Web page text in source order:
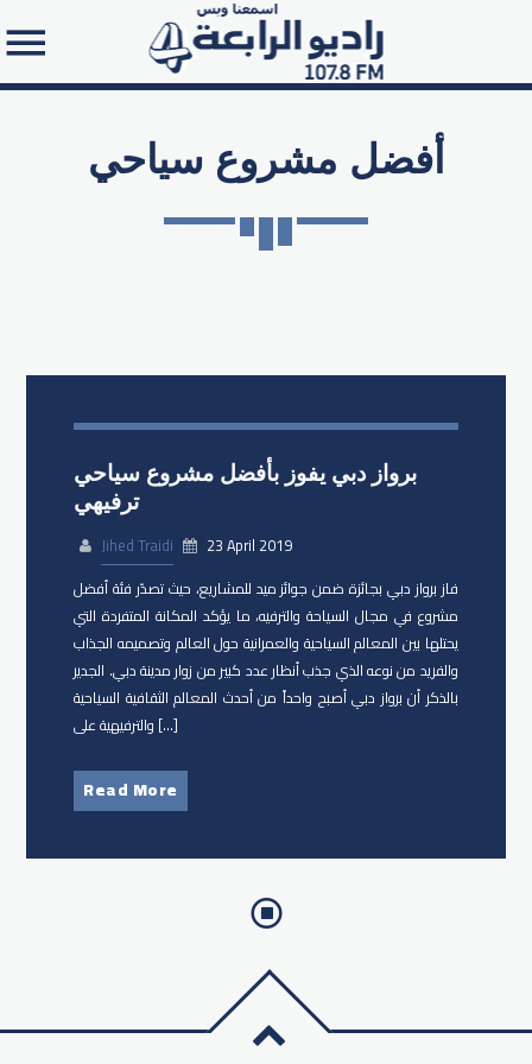
أفضل مشروع سياحي
برواز دبي يفوز بأفضل مشروع سياحي
ترفيهي
Jihed Traidi
23 April 2019
فاز برواز دبي بجائزة ضمن جوائز ميد للمشاريع، حيث تصدّر فئة أفضل
مشروع في مجال السياحة والترفيه، ما يؤكد المكانة المتفردة التي
يحتلها بين المعالم السياحية والعمرانية حول العالم وتصميمه الجذاب
والفريد من نوعه الذي جذب أنظار عدد كبير من زوار مدينة دبي. الجدير
بالذكر أن برواز دبي أصبح واحداً من أحدث المعالم الثقافية السياحية
والترفيهية على […]
Read More